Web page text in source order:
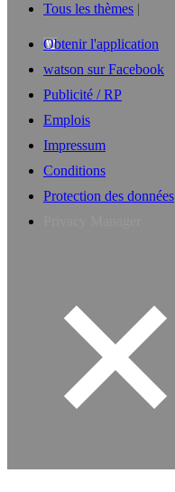
Tous les thèmes
Obtenir l'application
watson sur Facebook
Publicité / RP
Emplois
Impressum
Conditions
Protection des données